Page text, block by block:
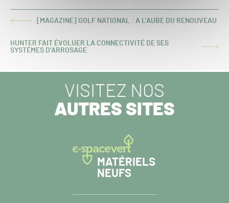
ARTICLE [MAGAZINE] GOLF NATIONAL : A L’AUBE DU RENOUVEAU
ARTICLE
HUNTER FAIT ÉVOLUER LA CONNECTIVITÉ DE SES
SYSTÈMES D’ARROSAGE
VISITEZ NOS
AUTRES SITES
MATÉRIELS
NEUFS